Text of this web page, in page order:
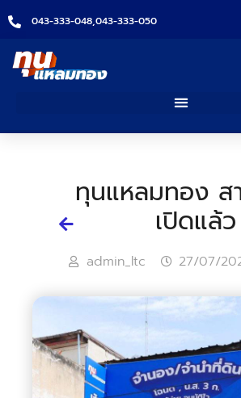
043-333-048,043-333-050
ทุนแหลมทอง ส
เปิดแล้
admin_ltc 27/07/